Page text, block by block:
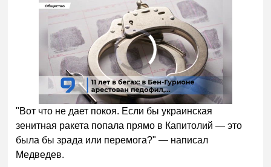
00:00/01:00
"Вот что не дает покоя. Если бы украинская
зенитная ракета попала прямо в Капитолий — это
была бы зрада или перемога?" — написал
Медведев.